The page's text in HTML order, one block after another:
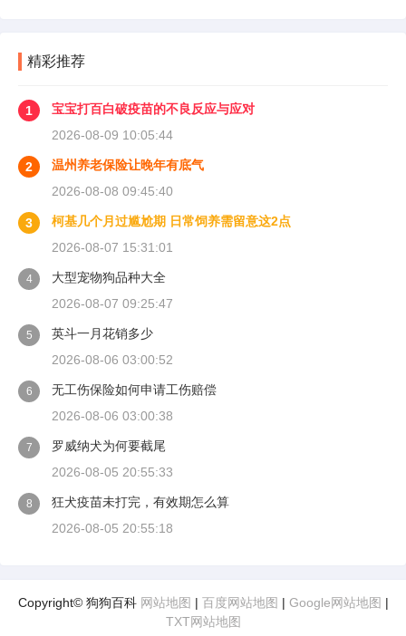
精彩推荐
1
宝宝打百白破疫苗的不良反应与应对
2026-08-09 10:05:44
2
温州养老保险让晚年有底气
2026-08-08 09:45:40
3
柯基几个月过尴尬期 日常饲养需留意这2点
2026-08-07 15:31:01
4
大型宠物狗品种大全
2026-08-07 09:25:47
5
英斗一月花销多少
2026-08-06 03:00:52
6
无工伤保险如何申请工伤赔偿
2026-08-06 03:00:38
7
罗威纳犬为何要截尾
2026-08-05 20:55:33
8
狂犬疫苗未打完，有效期怎么算
2026-08-05 20:55:18
Copyright© 狗狗百科 网站地图 | 百度网站地图 | Google网站地图 |
TXT网站地图